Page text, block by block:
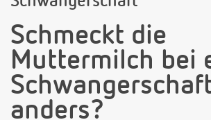
Schmeckt die
Muttermilch bei
anders?